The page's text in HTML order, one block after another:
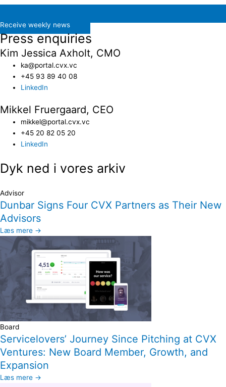
Receive weekly news
Press enquiries
Kim Jessica Axholt, CMO
ka@portal.cvx.vc​
+45 93 89 40 08
LinkedIn
Mikkel Fruergaard, CEO
mikkel@portal.cvx.vc
+45 20 82 05 20
LinkedIn
Dyk ned i vores arkiv
Advisor
Dunbar Signs Four CVX Partners as Their New
Advisors
Læs mere →
Board
Servicelovers’ Journey Since Pitching at CVX
Ventures: New Board Member, Growth, and
Expansion
Læs mere →